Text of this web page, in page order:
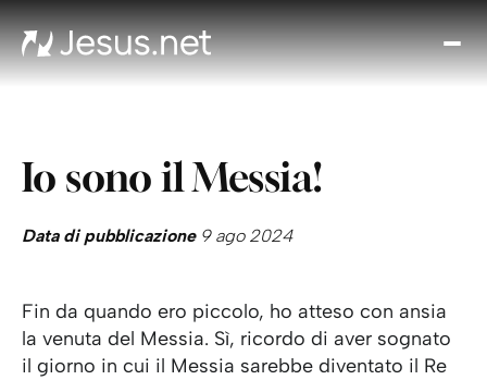
Chi
è
Io sono il Messia!
Data di pubblicazione9 ago 2024
Fin da quando ero piccolo, ho atteso con ansia
la venuta del Messia. Sì, ricordo di aver sognato
il giorno in cui il Messia sarebbe diventato il Re